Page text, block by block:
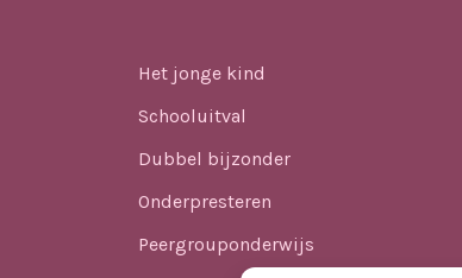
Het jonge kind
Schooluitval
Dubbel bijzonder
Onderpresteren
Peergrouponderwijs